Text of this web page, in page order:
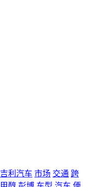
吉利汽车 市场 交通 跨